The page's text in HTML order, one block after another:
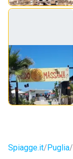
Spiagge.it Puglia